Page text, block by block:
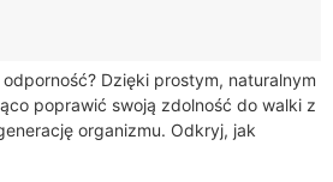
Dzięki prostym, naturalnym
poprawić swoją zdolność do walki z
organizmu. Odkryj, jak
cieszyć się lepszym...